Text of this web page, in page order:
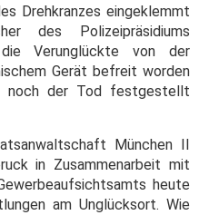
Drehkranzes eingeklemmt
des Polizeipräsidiums
die Verunglückte von der
Gerät befreit worden
noch der Tod festgestellt
München II
in Zusammenarbeit mit
heute
am Unglücksort. Wie